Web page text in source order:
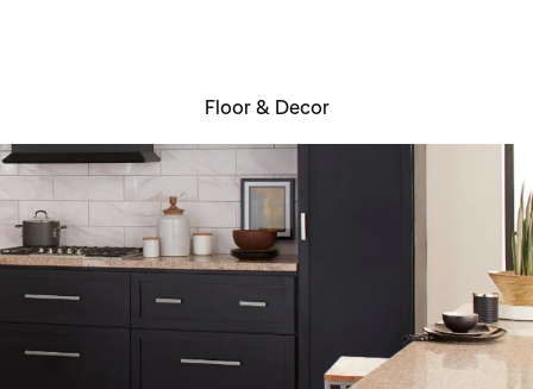
Floor & Decor